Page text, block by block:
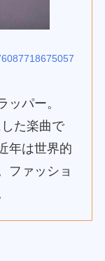
ッパー。
た楽曲で
年は世界的
ファッショ